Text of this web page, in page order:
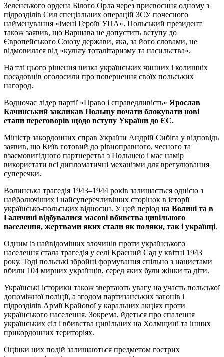
Зеленського ордена Білого Орла через присвоєння одному з
підрозділів Сил спеціальних операцій ЗСУ почесного
найменування «імені Героїв УПА». Польський президент
також заявив, що Варшава не допустить вступу до
Європейського Союзу держави, яка, за його словами, не
відмовилася від «культу тоталітаризму та насильства».
На тлі цього рішення низка українських чинних і колишніх
посадовців оголосили про повернення своїх польських
нагород.
Водночас лідер партії «Право і справедливість» Ярослав
Качинський закликав Польщу почати блокувати нові
етапи переговорів щодо вступу України до ЄС.
Міністр закордонних справ України Андрій Сибіга у відповідь
заявив, що Київ готовий до рівноправного, чесного та
взаємовигідного партнерства з Польщею і має намір
використати всі дипломатичні механізми для врегулювання
суперечки.
Волинська трагедія 1943–1944 років залишається однією з
найболючіших і найсуперечливіших сторінок в історії
українсько-польських відносин. У цей період на Волині та в
Галичині відбувалися масові вбивства цивільного
населення, жертвами яких стали як поляки, так і українці.
Одним із найвідоміших злочинів проти українського
населення стала трагедія у селі Красний Сад у квітні 1943
року. Тоді польські збройні формування спільно з нацистами
вбили 104 мирних українців, серед яких були жінки та діти.
Українські історики також звертають увагу на участь польської
допоміжної поліції, а згодом партизанських загонів і
підрозділів Армії Крайової у каральних акціях проти
українського населення. Зокрема, йдеться про спалення
українських сіл і вбивства цивільних на Холмщині та інших
прикордонних територіях.
Оцінки цих подій залишаються предметом гострих